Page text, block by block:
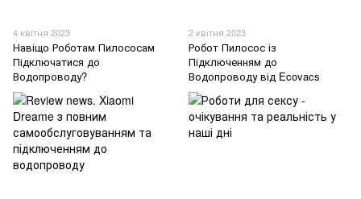
4 квітня 2023
Навіщо Роботам Пилососам
Підключатися до
Водопроводу?
2 квітня 2023
Робот Пилосос із
Підключенням до
Водопроводу від Ecovacs